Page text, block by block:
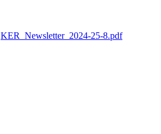
KER_Newsletter_2024-25-8.pdf